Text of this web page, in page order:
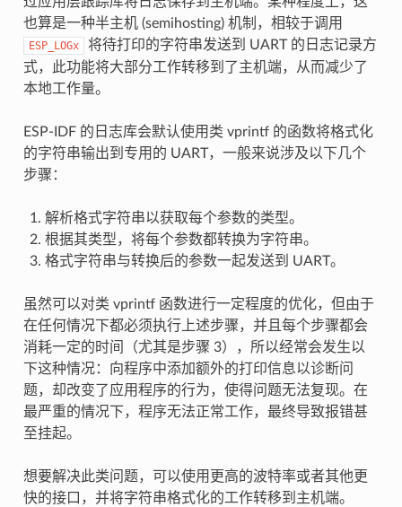
也算是一种半主机 (semihosting) 机制，相较于调用
ESP_LOGx
将待打印的字符串发送到 UART 的日志记录方
式，此功能将大部分工作转移到了主机端，从而减少了
本地工作量。
ESP-IDF 的日志库会默认使用类 vprintf 的函数将格式化
的字符串输出到专用的 UART，一般来说涉及以下几个
步骤：
解析格式字符串以获取每个参数的类型。
根据其类型，将每个参数都转换为字符串。
格式字符串与转换后的参数一起发送到 UART。
虽然可以对类 vprintf 函数进行一定程度的优化，但由于
在任何情况下都必须执行上述步骤，并且每个步骤都会
消耗一定的时间（尤其是步骤 3），所以经常会发生以
下这种情况：向程序中添加额外的打印信息以诊断问
题，却改变了应用程序的行为，使得问题无法复现。在
最严重的情况下，程序无法正常工作，最终导致报错甚
至挂起。
想要解决此类问题，可以使用更高的波特率或者其他更
快的接口，并将字符串格式化的工作转移到主机端。